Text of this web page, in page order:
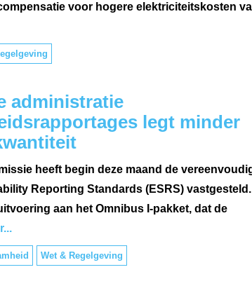
voor hogere elektriciteitskosten
administratie
legt minder
heeft begin deze maand de
Reporting Standards (ESRS) vastgesteld.
aan het Omnibus I-pakket, dat de
Wet & Regelgeving